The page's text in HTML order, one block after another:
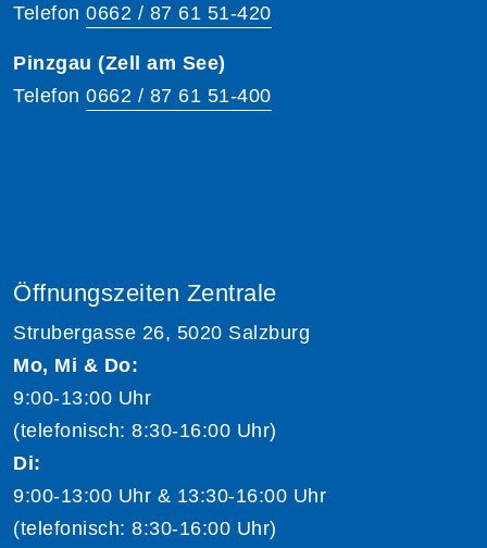
Telefon 0662 / 87 61 51-420
Pinzgau (Zell am See)
Telefon 0662 / 87 61 51-400
Öffnungszeiten Zentrale
Strubergasse 26, 5020 Salzburg
Mo, Mi & Do:
9:00-13:00 Uhr
(telefonisch: 8:30-16:00 Uhr)
Di:
9:00-13:00 Uhr & 13:30-16:00 Uhr
(telefonisch: 8:30-16:00 Uhr)